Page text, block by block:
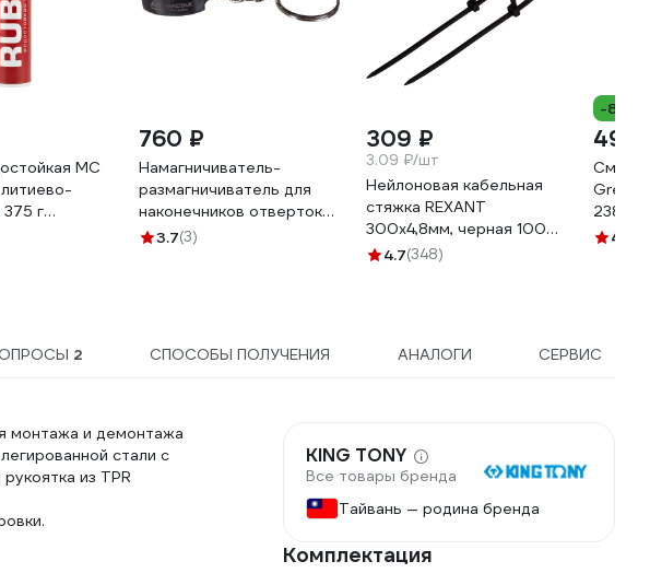
МС
375 г
1407
760 ₽
Намагничиватель-
размагничиватель для
наконечников отверток
МАСТАК 109-90001
3.7(3)
309 ₽
3.09 ₽/шт
Нейлоновая кабельная
стяжка REXANT
300x4,8мм, черная 100
шт/уп 07-1303
4.7(348)
-8%
490
4.6
2 СПОСОБЫ ПОЛУЧЕНИЯ АНАЛОГИ СЕРВИС
монтажа и демонтажа
стали с
из TPR
KING TONY
Все товары бренда
Тайвань — родина бренда
Комплектация